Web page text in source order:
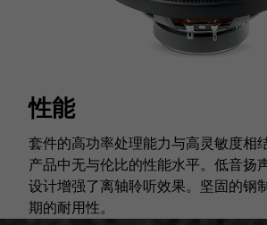
性能
套件的高功率处理能力与高灵敏度相
产品中无与伦比的性能水平。低音扬
设计增强了离轴聆听效果。坚固的钢
期的耐用性。